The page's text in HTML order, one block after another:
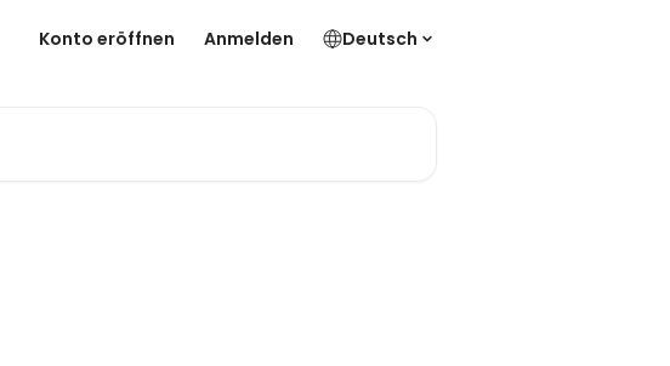
Konto eröffnen Anmelden Deutsch